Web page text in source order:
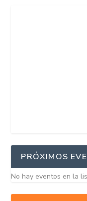
PRÓXIMOS
No hay eventos en la